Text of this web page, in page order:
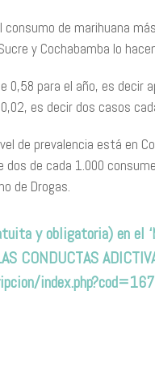
consumo de marihuana
y Cochabamba lo
0,58 para el año, es decir
es decir dos casos
de prevalencia está en
de cada 1.000
de Drogas.
y obligatoria) en el
CONDUCTAS